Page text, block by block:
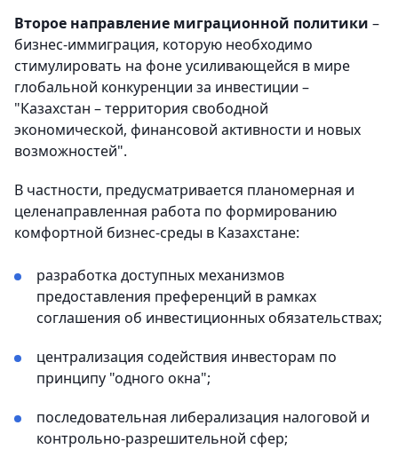
Второе направление миграционной политики –
бизнес-иммиграция, которую необходимо
стимулировать на фоне усиливающейся в мире
глобальной конкуренции за инвестиции –
"Казахстан – территория свободной
экономической, финансовой активности и новых
возможностей".
В частности, предусматривается планомерная и
целенаправленная работа по формированию
комфортной бизнес-среды в Казахстане:
разработка доступных механизмов
предоставления преференций в рамках
соглашения об инвестиционных обязательствах;
централизация содействия инвесторам по
принципу "одного окна";
последовательная либерализация налоговой и
контрольно-разрешительной сфер;